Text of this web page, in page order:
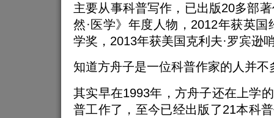
主要从事科普写作，已出版20多部
然·医学》年度人物，2012年获英国
学奖，2013年获美国克利夫·罗宾逊
知道方舟子是一位科普作家的人并不
其实早在1993年，方舟子还在上学
普工作了，至今已经出版了21本科